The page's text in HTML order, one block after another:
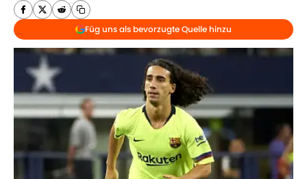
Füg uns als bevorzugte Quelle hinzu